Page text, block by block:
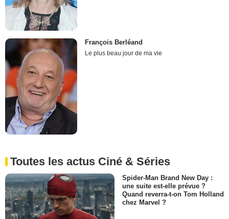
François Berléand
Le plus beau jour de ma vie
Toutes les actus Ciné & Séries
Spider-Man Brand New Day :
une suite est-elle prévue ?
Quand reverra-t-on Tom Holland
chez Marvel ?